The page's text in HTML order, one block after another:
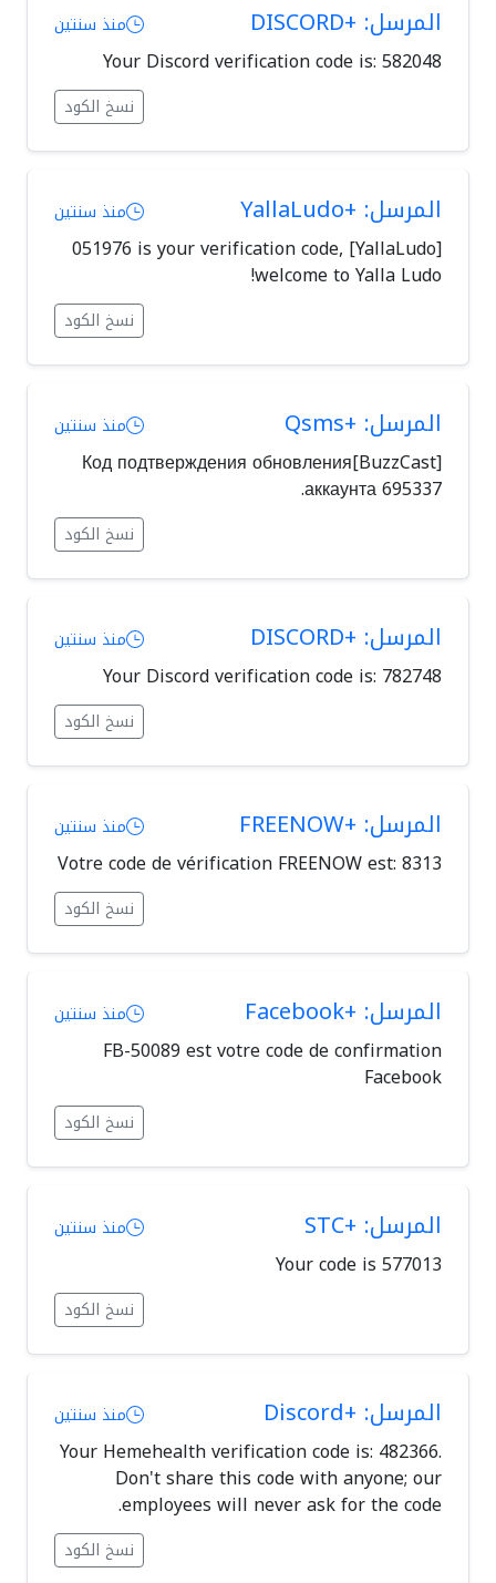
المرسل: +DISCORD منذ سنتين
Your Discord verification code is: 582048
نسخ الكود
المرسل: +YallaLudo منذ سنتين
[YallaLudo] 051976 is your verification code,
welcome to Yalla Ludo!
نسخ الكود
المرسل: +Qsms منذ سنتين
[BuzzCast]Код подтверждения обновления
аккаунта 695337.
نسخ الكود
المرسل: +DISCORD منذ سنتين
Your Discord verification code is: 782748
نسخ الكود
المرسل: +FREENOW منذ سنتين
Votre code de vérification FREENOW est: 8313
نسخ الكود
المرسل: +Facebook منذ سنتين
FB-50089 est votre code de confirmation
Facebook
نسخ الكود
المرسل: +STC منذ سنتين
Your code is 577013
نسخ الكود
المرسل: +Discord منذ سنتين
Your Hemehealth verification code is: 482366.
Don't share this code with anyone; our
employees will never ask for the code.
نسخ الكود